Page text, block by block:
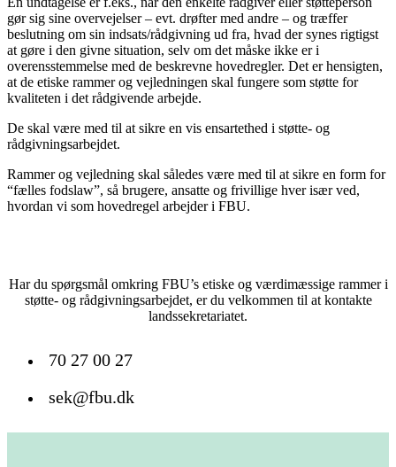
gør sig sine overvejelser – evt. drøfter med andre – og træffer
beslutning om sin indsats/rådgivning ud fra, hvad der synes rigtigst
at gøre i den givne situation, selv om det måske ikke er i
overensstemmelse med de beskrevne hovedregler. Det er hensigten,
at de etiske rammer og vejledningen skal fungere som støtte for
kvaliteten i det rådgivende arbejde.
De skal være med til at sikre en vis ensartethed i støtte- og
rådgivningsarbejdet.
Rammer og vejledning skal således være med til at sikre en form for
“fælles fodslaw”, så brugere, ansatte og frivillige hver især ved,
hvordan vi som hovedregel arbejder i FBU.
Har du spørgsmål omkring FBU’s etiske og værdimæssige rammer i
støtte- og rådgivningsarbejdet, er du velkommen til at kontakte
landssekretariatet.
70 27 00 27
sek@fbu.dk